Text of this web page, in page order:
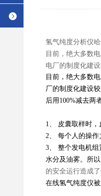
氢气纯度分析仪
目前，绝大多数
电厂的制度化建
目前，绝大多数
厂的制度化建设
后用100%减去两
1、 皮囊取样时
2、 每个人的操
3、 整个发电机
水分及油雾。所
的安全运行造成
在线氢气纯度仪